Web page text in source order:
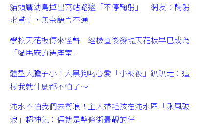
貓頭鷹幼鳥掉出窩站路邊「不停鞠躬」 網友：鞠躬
求幫忙，無奈語言不通
學校天花板傳來怪聲 經檢查後發現天花板早已成為
「貓馬麻的待產室」
體型大膽子小！大黑狗叼心愛「小被被」趴趴走：這
樣我就什麼都不怕了～
淹水不怕我們去衝浪！主人帶毛孩在淹水區「乘風破
浪」超神氣：偶就是整條街最靚的仔